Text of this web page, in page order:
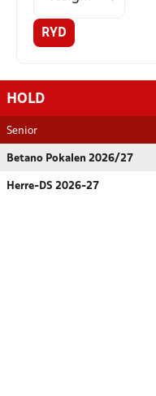
RYD
HOLD
Senior
Betano Pokalen 2026/27
Herre-DS 2026-27